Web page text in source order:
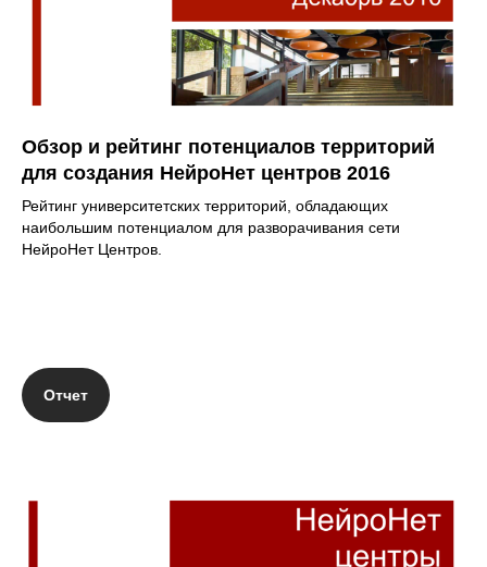
Обзор и рейтинг потенциалов территорий
для создания НейроНет центров 2016
Рейтинг университетских территорий, обладающих
наибольшим потенциалом для разворачивания сети
НейроНет Центров.
Отчет